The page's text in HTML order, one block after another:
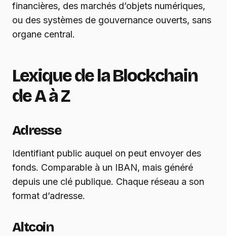
financières, des marchés d’objets numériques,
ou des systèmes de gouvernance ouverts, sans
organe central.
Lexique de la Blockchain
de A à Z
Adresse
Identifiant public auquel on peut envoyer des
fonds. Comparable à un IBAN, mais généré
depuis une clé publique. Chaque réseau a son
format d’adresse.
Altcoin